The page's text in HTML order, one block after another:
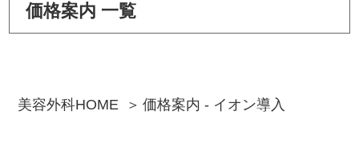
価格案内 一覧
美容外科HOME 価格案内 - イオン導入